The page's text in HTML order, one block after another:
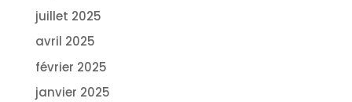
juillet 2025
avril 2025
février 2025
janvier 2025